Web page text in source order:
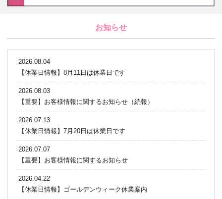
お知らせ
2026.08.04
【休業日情報】8月11日は休業日です
2026.08.03
【重要】お客様情報に関するお知らせ（続報）
2026.07.13
【休業日情報】7月20日は休業日です
2026.07.07
【重要】お客様情報に関するお知らせ
2026.04.22
【休業日情報】ゴールデンウィーク休業案内